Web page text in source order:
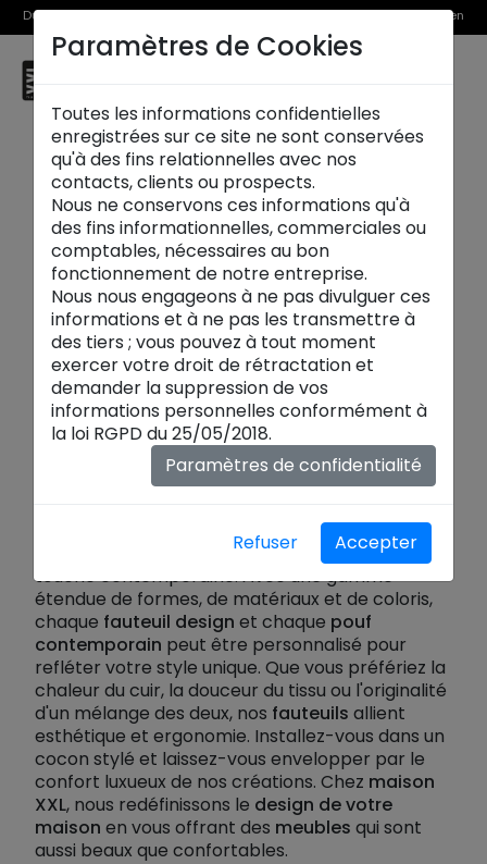
Du 1er au 31 août, découvrez >> nos Offres Spéciales et l’Offre Reprise en
magasin
Fauteuils et poufs:
Explorez notre collection exclusive defauteuils
, où chaque pièce est une invitation au
sont pensés pour s'intégrer parfaitement dans
tous les types d'intérieurs, en leur apportant une
touche contemporaine. Avec une gamme
étendue de formes, de matériaux et de coloris,
chaque fauteuil design et chaque pouf
contemporain peut être personnalisé pour
refléter votre style unique. Que vous préfériez la
chaleur du cuir, la douceur du tissu ou l'originalité
d'un mélange des deux, nos fauteuils allient
esthétique et ergonomie. Installez-vous dans un
cocon stylé et laissez-vous envelopper par le
confort luxueux de nos créations. Chez maison
XXL, nous redéfinissons le design de votre
maison en vous offrant des meubles qui sont
aussi beaux que confortables.
Paramètres de Cookies
Toutes les informations confidentielles
enregistrées sur ce site ne sont conservées
qu'à des fins relationnelles avec nos
contacts, clients ou prospects.
Nous ne conservons ces informations qu'à
des fins informationnelles, commerciales ou
comptables, nécessaires au bon
fonctionnement de notre entreprise.
Nous nous engageons à ne pas divulguer ces
informations et à ne pas les transmettre à
des tiers ; vous pouvez à tout moment
exercer votre droit de rétractation et
demander la suppression de vos
informations personnelles conformément à
la loi RGPD du 25/05/2018.
Paramètres de confidentialité
Refuser Accepter